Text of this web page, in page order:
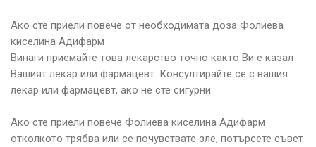
Ако сте приели повече от необходимата доза Фолиева
киселина Адифарм
Винаги приемайте това лекарство точно както Ви е казал
Вашият лекар или фармацевт. Консултирайте се с вашия
лекар или фармацевт, ако не сте сигурни.
Ако сте приели повече Фолиева киселина Адифарм
отколкото трябва или се почувствате зле, потърсете съвет